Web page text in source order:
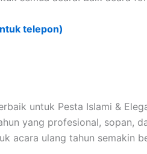
telepon)
untuk Pesta Islami &
yang profesional, sopan,
acara ulang tahun semakin